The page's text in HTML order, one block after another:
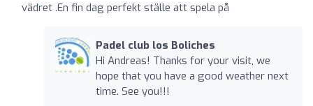
vädret .En fin dag perfekt ställe att spela på
Padel club los Boliches
Hi Andreas! Thanks for your visit, we
hope that you have a good weather next
time. See you!!!